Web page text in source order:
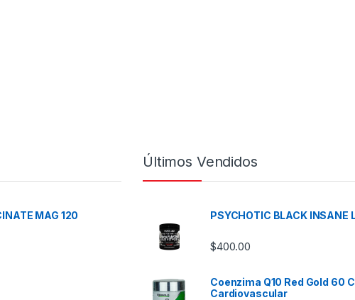
MAG 120
Últimos Vendidos
PSYCHOTIC BLACK INSANE
$400.00
Coenzima Q10 Red Gold 60
Cardiovascular